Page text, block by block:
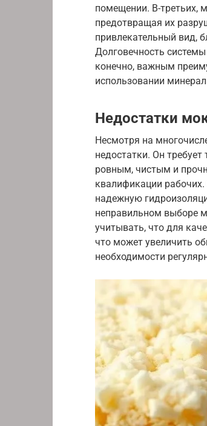
помещении. В-третьих,
предотвращая их
привлекательный вид,
Долговечность
конечно, важным
использовании
Недостатки
Несмотря на
недостатки. Он
ровным, чистым и
квалификации рабочих.
надежную
неправильном выборе
учитывать, что для
что может увеличить
необходимости